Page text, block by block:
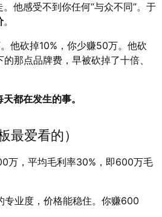
他感受不到你任何“与众不同”。于
。
他砍掉10%，你少赚50万。他砍
那点品牌费，早被砍掉了十倍、
都在发生的事。
最爱看的）
万，平均毛利率30%，即600万毛
专业度，价格能稳住。你赚600